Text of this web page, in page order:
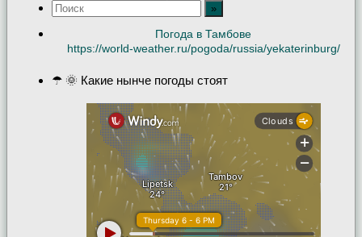
Погода в Тамбове
https://world-weather.ru/pogoda/russia/yekaterinburg/
☂ 🌞 Какие нынче погоды стоят